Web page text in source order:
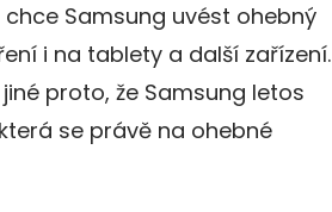
Samsung uvést ohebný
i na tablety a další zařízení.
proto, že Samsung letos
se právě na ohebné